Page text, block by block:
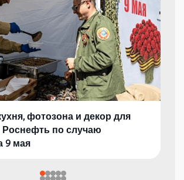
фотозона и декор для
Роснефть по случаю
9 мая